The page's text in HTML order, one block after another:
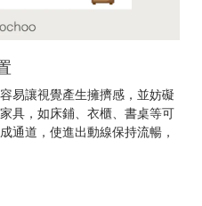
易讓視覺產生擁擠感，並妨礙
具，如床鋪、衣櫃、書桌等可
通道，使進出動線保持流暢，